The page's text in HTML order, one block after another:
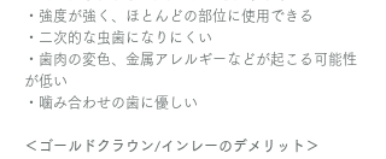
・強度が強く、ほとんどの部位に使用できる
・二次的な虫歯になりにくい
・歯肉の変色、金属アレルギーなどが起こる可能性
が低い
・噛み合わせの歯に優しい
＜ゴールドクラウン/インレーのデメリット＞